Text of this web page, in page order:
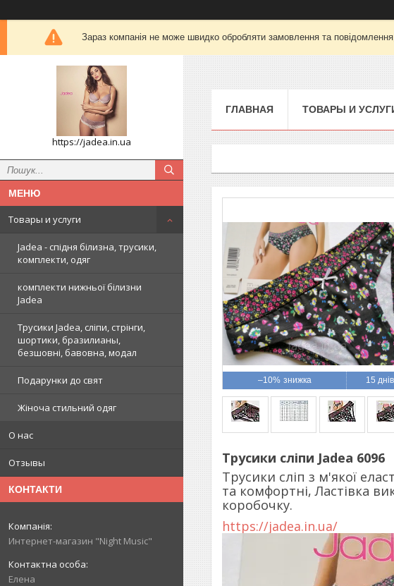
Зараз компанія не може швидко обробляти замовлення та
https://jadea.in.ua
Товары и услуги
Jadea - спідня білизна, трусики,
комплекти, одяг
комплекти нижньої білизни
Jadea
Трусики Jadea, сліпи, стрінги,
шортики, бразилианы,
безшовні, бавовна, модал
Подарунки до свят
Жіноча стильний одяг
О нас
Отзывы
КОНТАКТИ
Интернет-магазин "Night Music"
Елена
ГЛАВНАЯ ТОВАРЫ И
–10% 15 днів
Трусики сліпи Jadea 6096
Трусики сліп з м'якої
та комфортні, Ластівка
коробочку.
https://jadea.in.ua/